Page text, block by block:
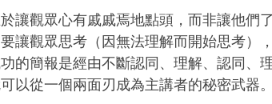
讓觀眾心有戚戚焉地點頭，而非讓他們
讓觀眾思考（因無法理解而開始思考）
的簡報是經由不斷認同、理解、認同、
以從一個兩面刃成為主講者的秘密武器。